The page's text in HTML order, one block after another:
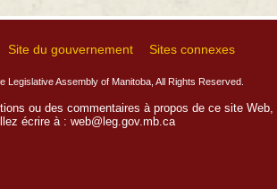
Site du gouvernement Sites connexes
Legislative Assembly of Manitoba, All Rights Reserved.
ou des commentaires à propos de ce site Web,
écrire à : web@leg.gov.mb.ca